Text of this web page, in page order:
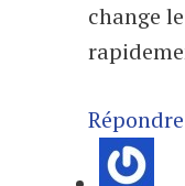
change
Répondre